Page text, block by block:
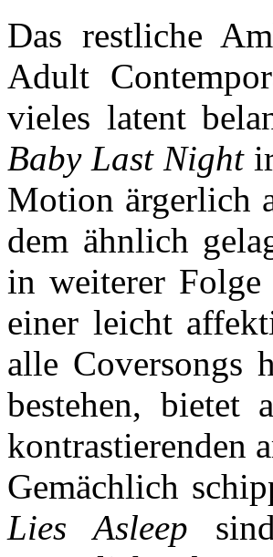
Das restliche
Adult
vieles latent
Baby Last Night
Motion ärgerlich
dem ähnlich
in weiterer Folge
einer leicht
alle Coversongs
bestehen, bietet
kontrastierenden
Gemächlich
Lies Asleep